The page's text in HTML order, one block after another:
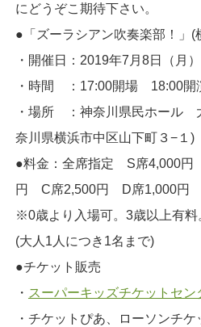
にどうぞこ期待下さい。
●「ズーラシアン吹奏楽部！」(
・開催日：2019年7月8日（月）
・時間 ：17:00開場 18:00開
・場所 ：神奈川県民ホール
奈川県横浜市中区山下町３−１)
●料金：全席指定 S席4,000
円 C席2,500円 D席1,000円
※0歳より入場可。3歳以上有
(大人1人につき1名まで)
●チケット販売
・ スーパーキッズチケットセン
・チケットぴあ、ローソンチケ